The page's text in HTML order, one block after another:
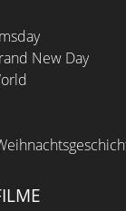
New Day